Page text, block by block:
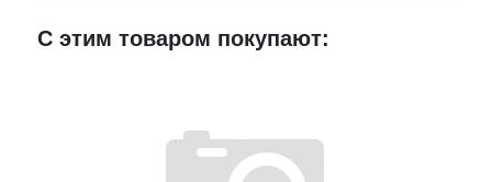
Достоинства
С этим товаром покупают: